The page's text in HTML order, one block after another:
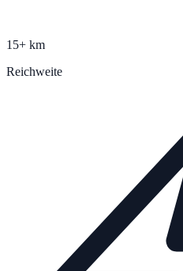
15+ km
Reichweite